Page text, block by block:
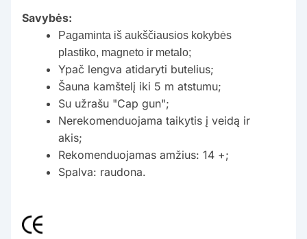
Savybės:
Pagaminta iš aukščiausios kokybės
plastiko, magneto ir metalo;
Ypač lengva atidaryti butelius;
Šauna kamštelį iki 5 m atstumu;
Su užrašu "Cap gun";
Nerekomenduojama taikytis į veidą ir
akis;
Rekomenduojamas amžius: 14 +;
Spalva: raudona.